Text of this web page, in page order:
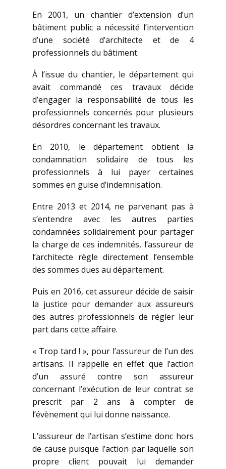
En 2001, un chantier d’extension d’un
bâtiment public a nécessité l’intervention
d’une société d’architecte et de 4
professionnels du bâtiment.
À l’issue du chantier, le département qui
avait commandé ces travaux décide
d’engager la responsabilité de tous les
professionnels concernés pour plusieurs
désordres concernant les travaux.
En 2010, le département obtient la
condamnation solidaire de tous les
professionnels à lui payer certaines
sommes en guise d’indemnisation.
Entre 2013 et 2014, ne parvenant pas à
s’entendre avec les autres parties
condamnées solidairement pour partager
la charge de ces indemnités, l’assureur de
l’architecte règle directement l’ensemble
des sommes dues au département.
Puis en 2016, cet assureur décide de saisir
la justice pour demander aux assureurs
des autres professionnels de régler leur
part dans cette affaire.
« Trop tard ! », pour l’assureur de l’un des
artisans. Il rappelle en effet que l’action
d’un assuré contre son assureur
concernant l’exécution de leur contrat se
prescrit par 2 ans à compter de
l’évènement qui lui donne naissance.
L’assureur de l’artisan s’estime donc hors
de cause puisque l’action par laquelle son
propre client pouvait lui demander